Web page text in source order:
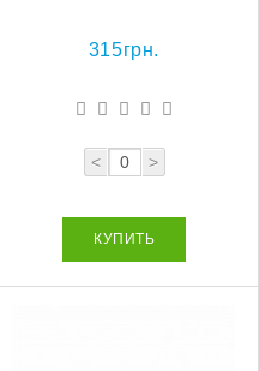
315грн.
< >
КУПИТЬ